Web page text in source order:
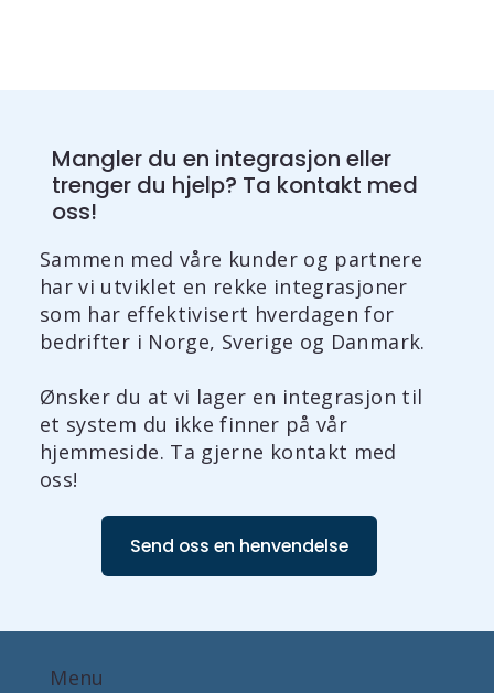
Mangler du en integrasjon eller
trenger du hjelp? Ta kontakt med
oss!
Sammen med våre kunder og partnere
har vi utviklet en rekke integrasjoner
som har effektivisert hverdagen for
bedrifter i Norge, Sverige og Danmark.
Ønsker du at vi lager en integrasjon til
et system du ikke finner på vår
hjemmeside. Ta gjerne kontakt med
oss!
Send oss en henvendelse
Menu